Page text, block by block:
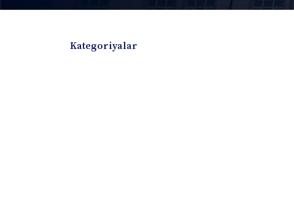
Kategoriyalar